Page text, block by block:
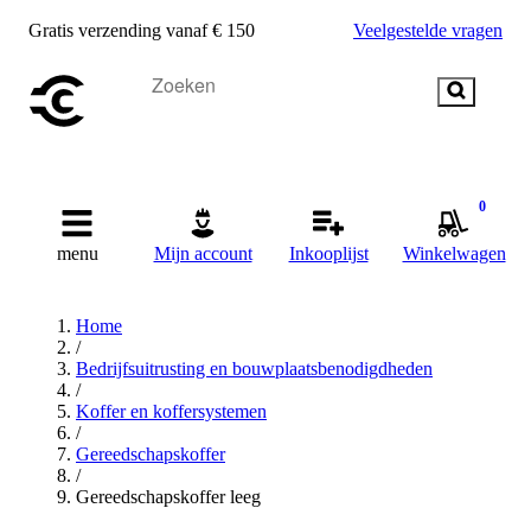
Gratis verzending vanaf € 150 Veelgestelde vragen
menu Mijn account Inkooplijst
0
Winkelwagen
Home
/
Bedrijfsuitrusting en bouwplaatsbenodigdheden
/
Koffer en koffersystemen
/
Gereedschapskoffer
/
Gereedschapskoffer leeg